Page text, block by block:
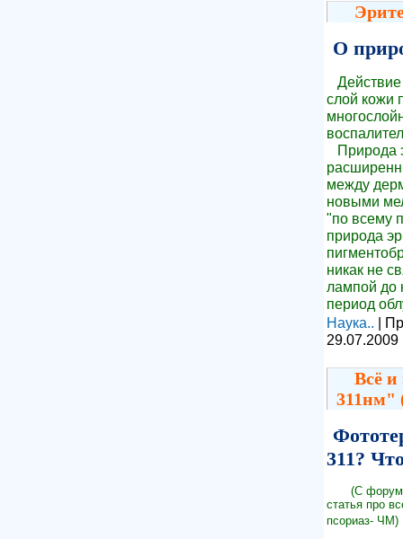
О
слой кожи
Природа
между
новыми
"по всему
природа
никак не
лампой до
период
Наука..
|
29.07.2009
Всё и
311нм"
311?
(С
статья про
псориаз- ЧМ)